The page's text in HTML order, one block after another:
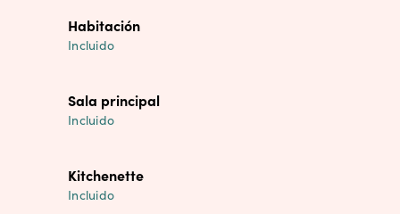
Habitación
Incluido
Sala principal
Incluido
Kitchenette
Incluido